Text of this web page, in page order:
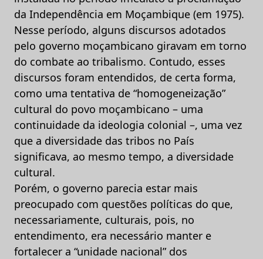
da Independência em Moçambique (em 1975).
Nesse período, alguns discursos adotados
pelo governo moçambicano giravam em torno
do combate ao tribalismo. Contudo, esses
discursos foram entendidos, de certa forma,
como uma tentativa de “homogeneização”
cultural do povo moçambicano – uma
continuidade da ideologia colonial –, uma vez
que a diversidade das tribos no País
significava, ao mesmo tempo, a diversidade
cultural.
Porém, o governo parecia estar mais
preocupado com questões políticas do que,
necessariamente, culturais, pois, no
entendimento, era necessário manter e
fortalecer a “unidade nacional” dos